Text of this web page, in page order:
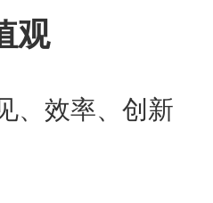
观
、效率、创新